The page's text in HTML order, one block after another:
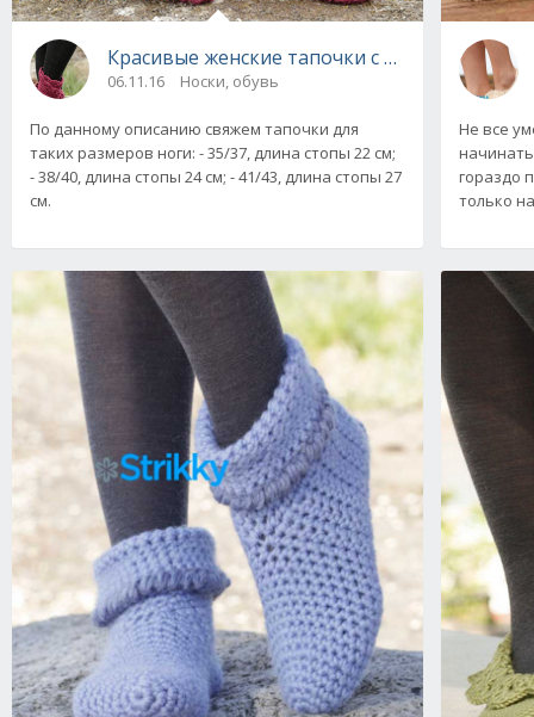
Красивые женские тапочки с ажурными
06.11.16 Носки, обувь
По данному описанию свяжем тапочки для
таких размеров ноги: - 35/37, длина стопы 22 см;
- 38/40, длина стопы 24 см; - 41/43, длина стопы 27
см.
Не все
гораздо
только